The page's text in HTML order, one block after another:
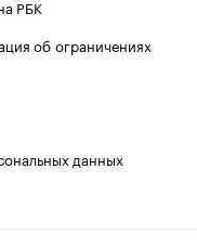
РБК
об ограничениях
данных